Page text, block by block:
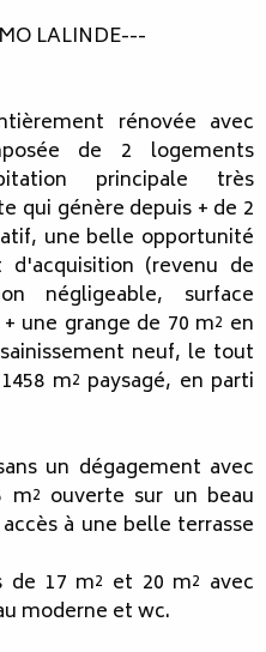
LALINDE---
rénovée avec
de 2 logements
principale très
qui génère depuis + de 2
une belle opportunité
(revenu de
négligeable, surface
une grange de 70 m² en
neuf, le tout
m² paysagé, en parti
un dégagement avec
ouverte sur un beau
à une belle terrasse
de 17 m² et 20 m² avec
moderne et wc.